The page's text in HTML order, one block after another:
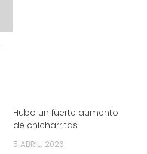
Hubo un fuerte aumento
de chicharritas
5 ABRIL, 2026